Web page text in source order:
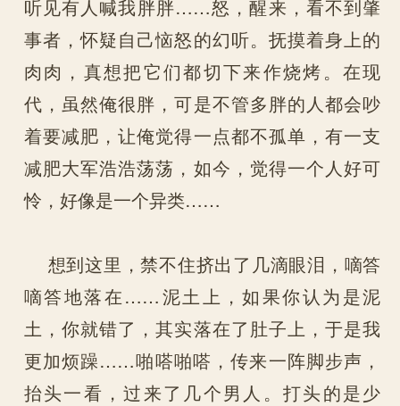
听见有人喊我胖胖……怒，醒来，看不到肇
事者，怀疑自己恼怒的幻听。抚摸着身上的
肉肉，真想把它们都切下来作烧烤。在现
代，虽然俺很胖，可是不管多胖的人都会吵
着要减肥，让俺觉得一点都不孤单，有一支
减肥大军浩浩荡荡，如今，觉得一个人好可
怜，好像是一个异类……
想到这里，禁不住挤出了几滴眼泪，嘀答
嘀答地落在……泥土上，如果你认为是泥
土，你就错了，其实落在了肚子上，于是我
更加烦躁……啪嗒啪嗒，传来一阵脚步声，
抬头一看，过来了几个男人。打头的是少